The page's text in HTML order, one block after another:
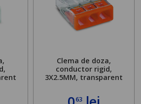
Clema de doza,
conductor rigid,
3X2.5MM, transparent
63